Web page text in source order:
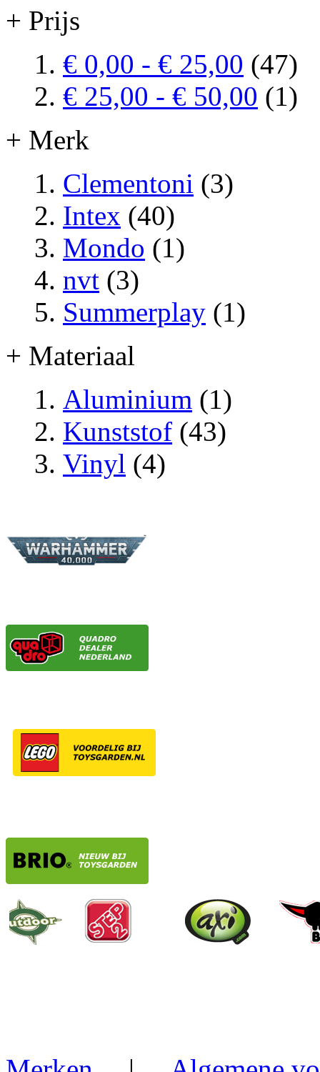
+ Prijs
€ 0,00 - € 25,00 (47)
€ 25,00 - € 50,00 (1)
+ Merk
Clementoni (3)
Intex (40)
Mondo (1)
nvt (3)
Summerplay (1)
+ Materiaal
Aluminium (1)
Kunststof (43)
Vinyl (4)